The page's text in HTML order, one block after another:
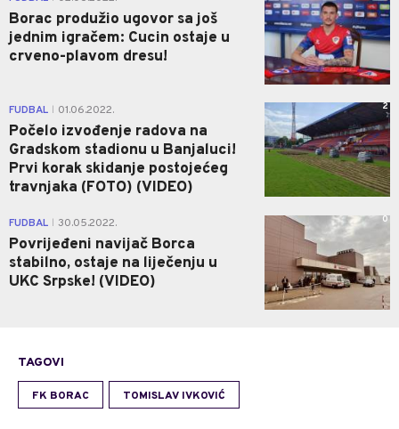
Borac produžio ugovor sa još
jednim igračem: Cucin ostaje u
crveno-plavom dresu!
FUDBAL 01.06.2022.
Počelo izvođenje radova na
Gradskom stadionu u Banjaluci!
Prvi korak skidanje postojećeg
travnjaka (FOTO) (VIDEO)
2
FUDBAL 30.05.2022.
Povrijeđeni navijač Borca
stabilno, ostaje na liječenju u
UKC Srpske! (VIDEO)
0
TAGOVI
FK BORAC TOMISLAV IVKOVIĆ